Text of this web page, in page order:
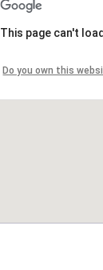
This page can't
Do you own this